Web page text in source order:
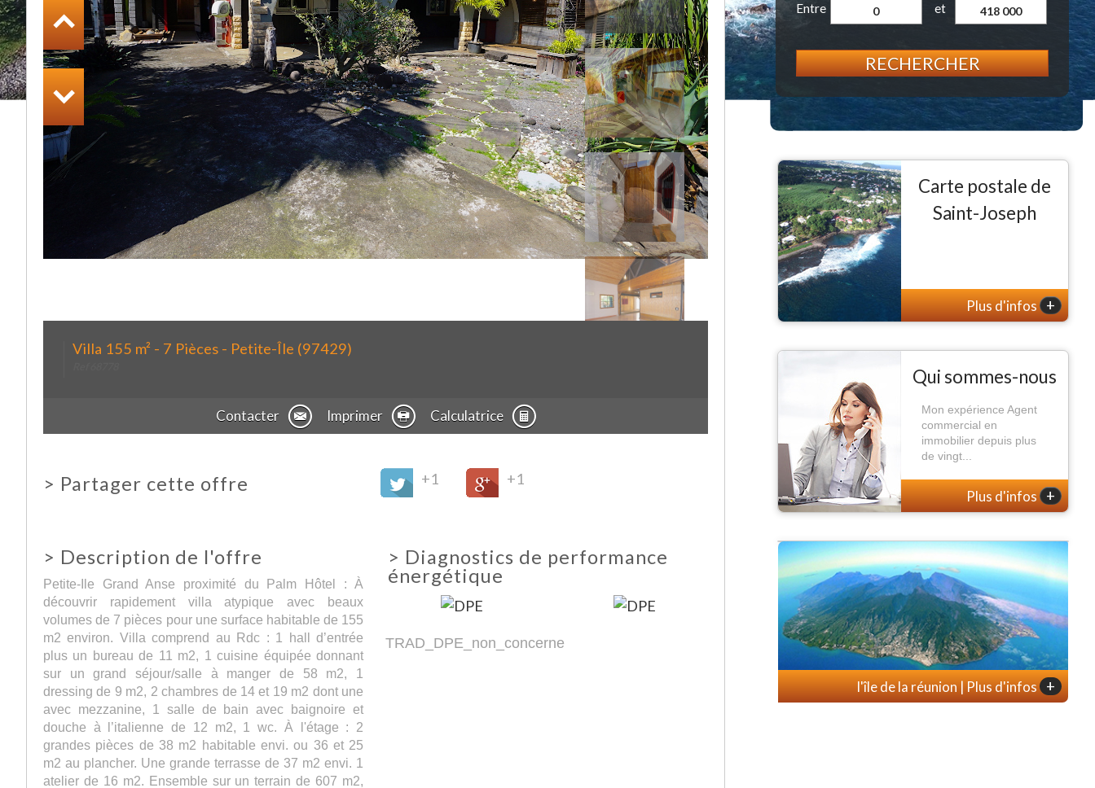
Entre et
RECHERCHER
Villa 155 m² - 7 Pièces - Petite-Île (97429)
Contacter Imprimer Calculatrice
> Partager cette offre +1 +1
> Description de l'offre
Petite-Ile Grand Anse proximité du Palm Hôtel : À
découvrir rapidement villa atypique avec beaux
volumes de 7 pièces pour une surface habitable de 155
m2 environ. Villa comprend au Rdc : 1 hall d’entrée
plus un bureau de 11 m2, 1 cuisine équipée donnant
sur un grand séjour/salle à manger de 58 m2, 1
dressing de 9 m2, 2 chambres de 14 et 19 m2 dont une
avec mezzanine, 1 salle de bain avec baignoire et
douche à l’italienne de 12 m2, 1 wc. À l'étage : 2
grandes pièces de 38 m2 habitable envi. ou 36 et 25
m2 au plancher. Une grande terrasse de 37 m2 envi. 1
atelier de 16 m2. Ensemble sur un terrain de 607 m2,
> Diagnostics de performance
énergétique
TRAD_DPE_non_concerne
Carte postale de
Saint-Joseph
Plus d'infos +
Qui sommes-nous
Mon expérience Agent
commercial en
immobilier depuis plus
de vingt...
Plus d'infos +
l'île de la réunion | Plus d'infos +